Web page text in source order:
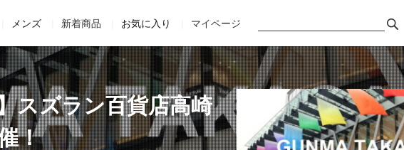
メンズ 新着商品 お気に入り マイページ
スズラン百貨店高崎
！